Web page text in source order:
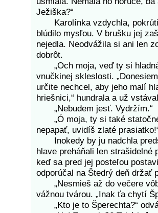
Ježiška?“
Karolínka vzdychla,
blúdilo mysľou. V brušku jej
nejedla. Neodvážila si ani len
dobrôt.
„Och moja, veď ty si
vnučkinej skleslosti.
určite nechcel, aby jeho malí
hriešnici,“ hundrala a už
„Nebudem jesť. Vydržím.“
„Ó moja, ty si také
nepapať, uvidíš zlaté
Inokedy by ju nadchla
hlave preháňali len strašidelné
keď sa pred jej posteľou
odporúčal na Štedrý deň držať
„Nesmieš až do večere
vážnou tvárou. „Inak ťa chytí
„Kto je to Šperechta?“